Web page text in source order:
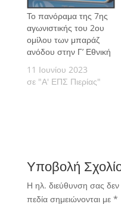
Το πανόραμα της 7ης
αγωνιστικής του 2ου
ομίλου των μπαράζ
ανόδου στην Γ’ Εθνική
11 Ιουνίου 2023
σε "Α' ΕΠΣ Πιερίας"
Υποβολή
Η ηλ. διεύθυνση σας δεν
πεδία σημειώνονται με *